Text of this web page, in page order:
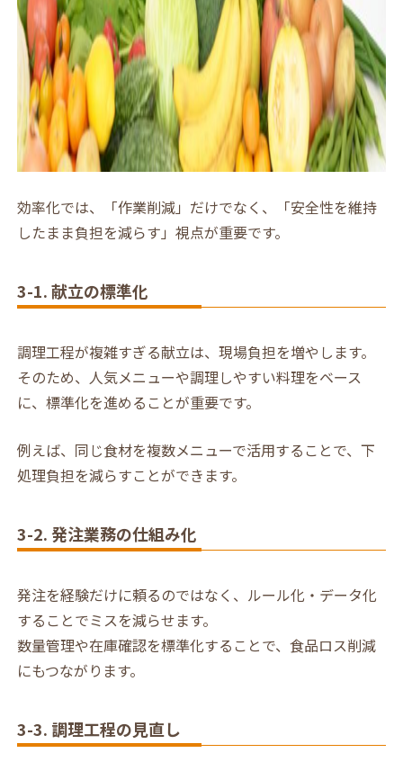
効率化では、「作業削減」だけでなく、「安全性を維持
したまま負担を減らす」視点が重要です。
3-1. 献立の標準化
調理工程が複雑すぎる献立は、現場負担を増やします。
そのため、人気メニューや調理しやすい料理をベース
に、標準化を進めることが重要です。
例えば、同じ食材を複数メニューで活用することで、下
処理負担を減らすことができます。
3-2. 発注業務の仕組み化
発注を経験だけに頼るのではなく、ルール化・データ化
することでミスを減らせます。
数量管理や在庫確認を標準化することで、食品ロス削減
にもつながります。
3-3. 調理工程の見直し